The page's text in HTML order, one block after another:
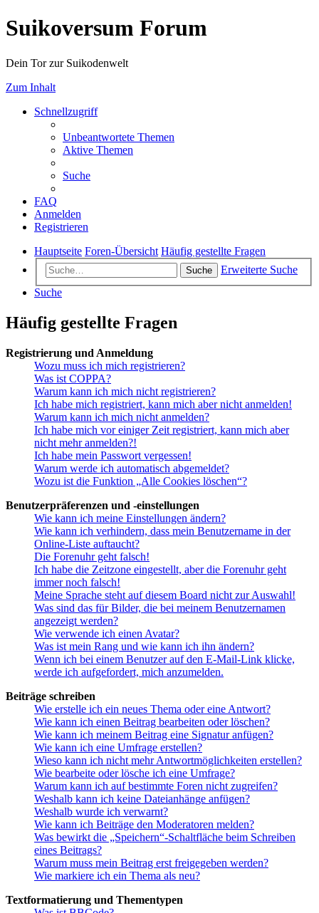
Suikoversum Forum
Dein Tor zur Suikodenwelt
Zum Inhalt
Schnellzugriff
Unbeantwortete Themen
Aktive Themen
Suche
FAQ
Anmelden
Registrieren
Hauptseite Foren-Übersicht Häufig gestellte Fragen
Suche
Erweiterte Suche
Suche
Häufig gestellte Fragen
Registrierung und Anmeldung
Wozu muss ich mich registrieren?
Was ist COPPA?
Warum kann ich mich nicht registrieren?
Ich habe mich registriert, kann mich aber nicht anmelden!
Warum kann ich mich nicht anmelden?
Ich habe mich vor einiger Zeit registriert, kann mich aber
nicht mehr anmelden?!
Ich habe mein Passwort vergessen!
Warum werde ich automatisch abgemeldet?
Wozu ist die Funktion „Alle Cookies löschen“?
Benutzerpräferenzen und -einstellungen
Wie kann ich meine Einstellungen ändern?
Wie kann ich verhindern, dass mein Benutzername in der
Online-Liste auftaucht?
Die Forenuhr geht falsch!
Ich habe die Zeitzone eingestellt, aber die Forenuhr geht
immer noch falsch!
Meine Sprache steht auf diesem Board nicht zur Auswahl!
Was sind das für Bilder, die bei meinem Benutzernamen
angezeigt werden?
Wie verwende ich einen Avatar?
Was ist mein Rang und wie kann ich ihn ändern?
Wenn ich bei einem Benutzer auf den E-Mail-Link klicke,
werde ich aufgefordert, mich anzumelden.
Beiträge schreiben
Wie erstelle ich ein neues Thema oder eine Antwort?
Wie kann ich einen Beitrag bearbeiten oder löschen?
Wie kann ich meinem Beitrag eine Signatur anfügen?
Wie kann ich eine Umfrage erstellen?
Wieso kann ich nicht mehr Antwortmöglichkeiten erstellen?
Wie bearbeite oder lösche ich eine Umfrage?
Warum kann ich auf bestimmte Foren nicht zugreifen?
Weshalb kann ich keine Dateianhänge anfügen?
Weshalb wurde ich verwarnt?
Wie kann ich Beiträge den Moderatoren melden?
Was bewirkt die „Speichern“-Schaltfläche beim Schreiben
eines Beitrags?
Warum muss mein Beitrag erst freigegeben werden?
Wie markiere ich ein Thema als neu?
Textformatierung und Thementypen